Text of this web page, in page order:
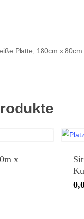
Platte, 180cm x 80cm
x